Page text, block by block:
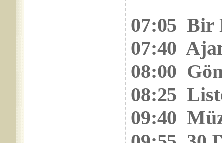
07:05 Bir
07:40
08:00
08:25
09:40